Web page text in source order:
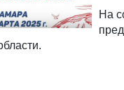
На